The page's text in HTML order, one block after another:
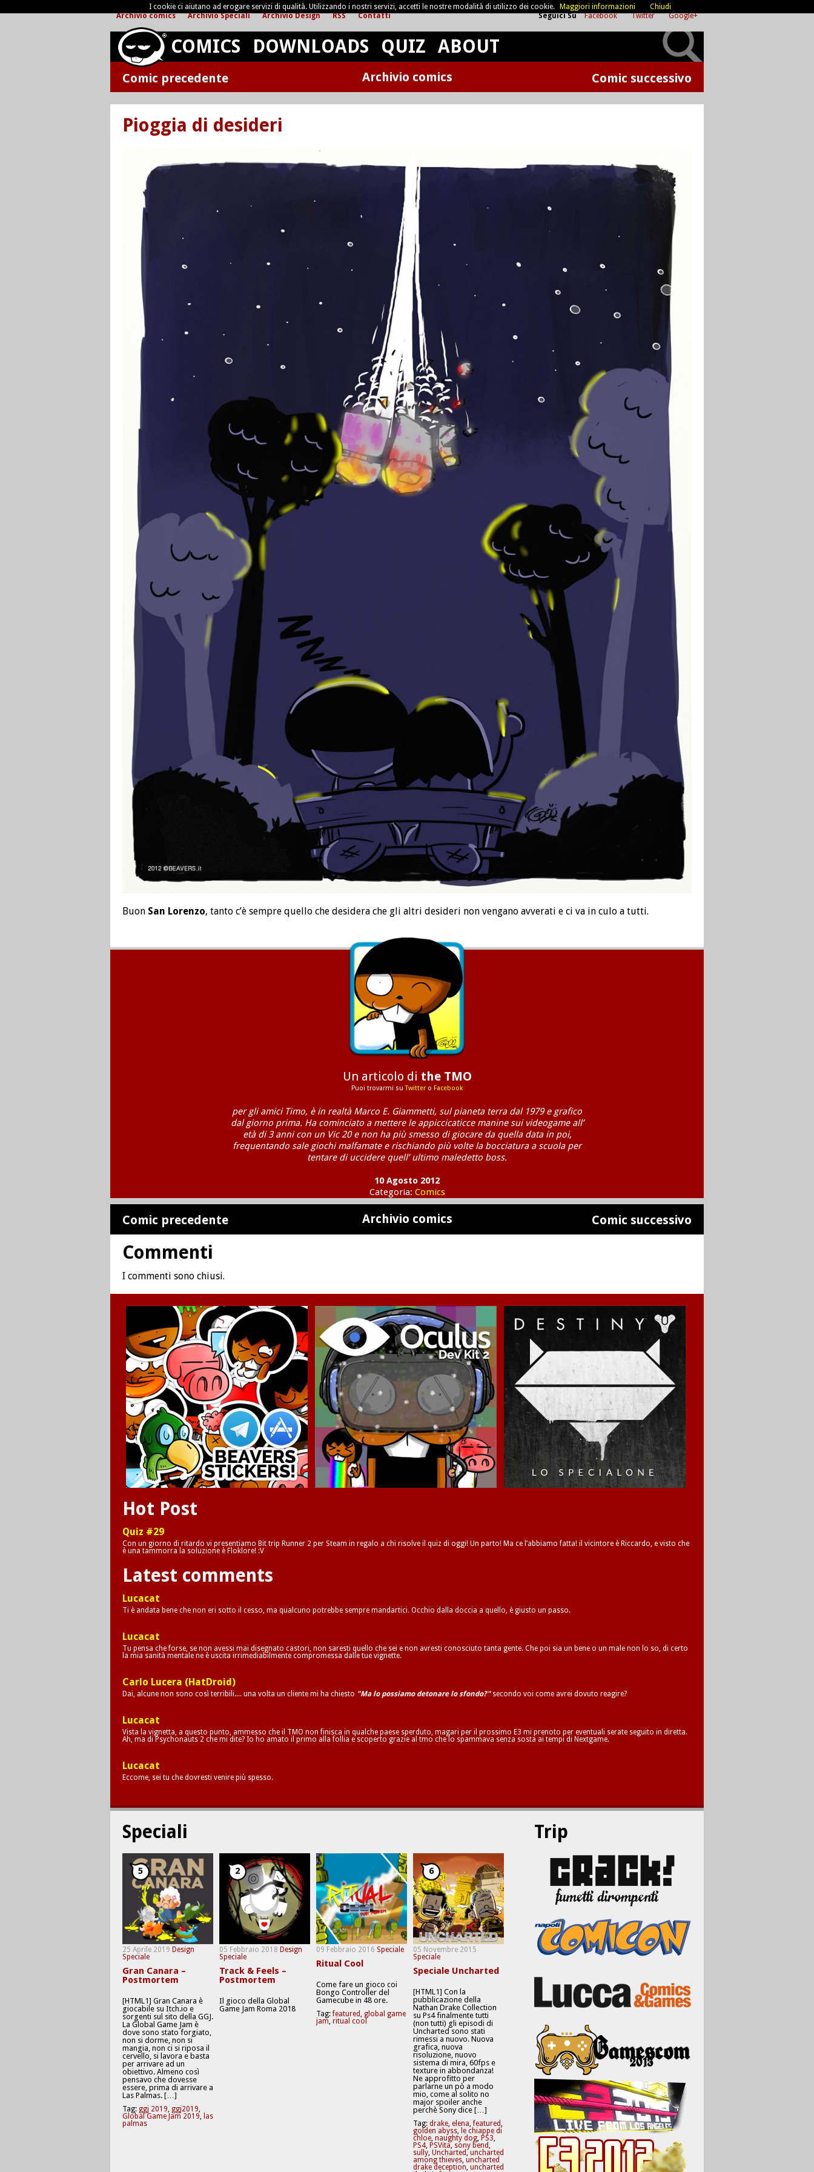
Seguici Su Facebook Twitter Google+
Archivio comics Archivio Speciali Archivio Design RSS Contatti
COMICS DOWNLOADS QUIZ ABOUT
Comic precedente Archivio comics Comic successivo
Pioggia di desideri
Buon San Lorenzo, tanto c’è sempre quello che desidera che gli altri desideri non vengano avverati e ci va in culo a tutti.
Un articolo di the TMO
Puoi trovarmi suTwittero Facebook
per gli amici Timo, è in realtà Marco E. Giammetti, sul pianeta terra dal 1979 e grafico
dal giorno prima. Ha cominciato a mettere le appiccicaticce manine sui videogame all’
età di 3 anni con un Vic 20 e non ha più smesso di giocare da quella data in poi,
frequentando sale giochi malfamate e rischiando più volte la bocciatura a scuola per
tentare di uccidere quell’ ultimo maledetto boss.
10 Agosto 2012
Categoria: Comics
Comic precedente Archivio comics Comic successivo
Commenti
I commenti sono chiusi.
Hot Post
Quiz #29
Con un giorno di ritardo vi presentiamo Bit trip Runner 2 per Steam in regalo a chi risolve il quiz di oggi! Un parto! Ma ce l’abbiamo fatta! il vicintore è Riccardo, e visto che
è una tammorra la soluzione è Floklore! :V
Latest comments
Lucacat
Ti è andata bene che non eri sotto il cesso, ma qualcuno potrebbe sempre mandartici. Occhio dalla doccia a quello, è giusto un passo.
Lucacat
Tu pensa che forse, se non avessi mai disegnato castori, non saresti quello che sei e non avresti conosciuto tanta gente. Che poi sia un bene o un male non lo so, di certo
la mia sanità mentale ne è uscita irrimediabilmente compromessa dalle tue vignette.
Carlo Lucera (HatDroid)
Dai, alcune non sono così terribili.... una volta un cliente mi ha chiesto "Ma lo possiamo detonare lo sfondo?"secondo voi come avrei dovuto reagire?
Lucacat
Vista la vignetta, a questo punto, ammesso che il TMO non finisca in qualche paese sperduto, magari per il prossimo E3 mi prenoto per eventuali serate seguito in diretta.
Ah, ma di Psychonauts 2 che mi dite? Io ho amato il primo alla follia e scoperto grazie al tmo che lo spammava senza sosta ai tempi di Nextgame.
Lucacat
Eccome, sei tu che dovresti venire più spesso.
Trip
Speciali
25 Aprile 2019 Design
Speciale
5
Gran Canara –
Postmortem
[HTML1] Gran Canara è
giocabile su Itch.io e
sorgenti sul sito della GGJ.
La Global Game Jam è
dove sono stato forgiato,
non si dorme, non si
mangia, non ci si riposa il
cervello, si lavora e basta
per arrivare ad un
obiettivo. Almeno così
pensavo che dovesse
essere, prima di arrivare a
Las Palmas. […]
Tag: ggj 2019, ggj2019,
Global Game Jam 2019, las
palmas
05 Febbraio 2018 Design
Speciale
2
Track & Feels –
Postmortem
Il gioco della Global
Game Jam Roma 2018
09 Febbraio 2016 Speciale
Ritual Cool
Come fare un gioco coi
Bongo Controller del
Gamecube in 48 ore.
Tag:featured, global game
jam, ritual cool
05 Novembre 2015
Speciale
6
Speciale Uncharted
[HTML1] Con la
pubblicazione della
Nathan Drake Collection
su Ps4 finalmente tutti
(non tutti) gli episodi di
Uncharted sono stati
rimessi a nuovo. Nuova
grafica, nuova
risoluzione, nuovo
sistema di mira, 60fps e
texture in abbondanza!
Ne approfitto per
parlarne un pò a modo
mio, come al solito no
major spoiler anche
perchè Sony dice […]
Tag: drake, elena,featured,
golden abyss, le chiappe di
chloe, naughty dog, PS3,
PS4, PSVita, sony bend,
sully, Uncharted, uncharted
among thieves, uncharted
drake deception, uncharted
I cookie ci aiutano ad erogare servizi di qualità. Utilizzando i nostri servizi, accetti le nostre modalità di utilizzo dei cookie. Maggiori informazioni Chiudi